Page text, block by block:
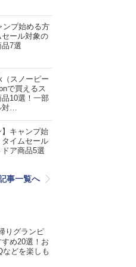
ンプ始める方
ール対象の
7選
（スノーピー
で買えるス
品10選！一部
…
】キャンプ始
イムセール
ア商品5選
事一覧へ
りグランピ
め20選！お
などを楽しも